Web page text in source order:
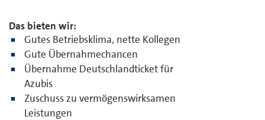
Das bieten wir:
Gutes Betriebsklima, nette Kollegen
Gute Übernahmechancen
Übernahme Deutschlandticket für
Azubis
Zuschuss zu vermögenswirksamen
Leistungen